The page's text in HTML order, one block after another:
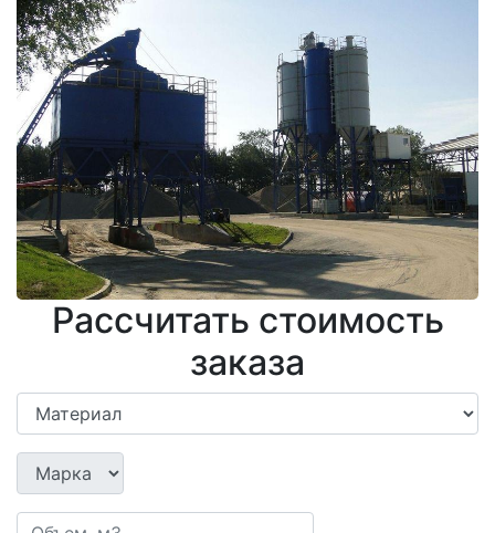
Рассчитать стоимость
заказа